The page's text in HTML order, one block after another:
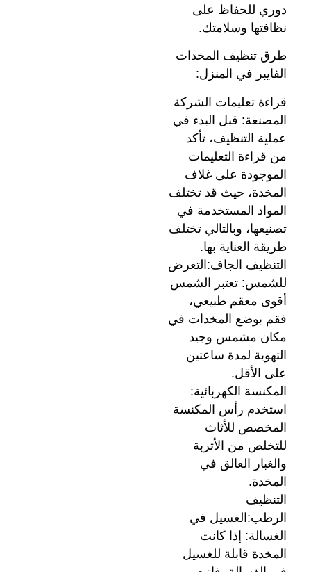
دوري للحفاظ على
نظافتها وسلامتك.
طرق تنظيف المخدات
الفايبر في المنزل:
قراءة تعليمات الشركة
المصنعة: قبل البدء في
عملية التنظيف، تأكد
من قراءة التعليمات
الموجودة على غلاف
المخدة، حيث قد تختلف
المواد المستخدمة في
تصنيعها، وبالتالي تختلف
طريقة العناية بها.
التنظيف الجاف:التعرض
للشمس: تعتبر الشمس
أقوى معقم طبيعي،
فقم بوضع المخدات في
مكان مشمس وجيد
التهوية لمدة ساعتين
على الأقل.
المكنسة الكهربائية:
استخدم رأس المكنسة
المخصص للأثاث
للتخلص من الأتربة
والغبار العالق في
المخدة.
التنظيف
الرطب:الغسيل في
الغسالة: إذا كانت
المخدة قابلة للغسيل